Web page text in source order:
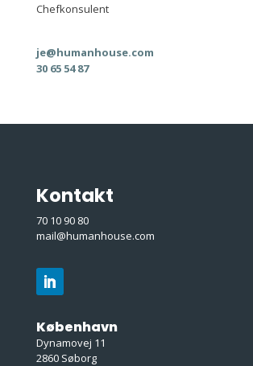
Chefkonsulent
je@humanhouse.com
30 65 54 87
Kontakt
70 10 90 80
mail@humanhouse.com
København
Dynamovej 11
2860 Søborg